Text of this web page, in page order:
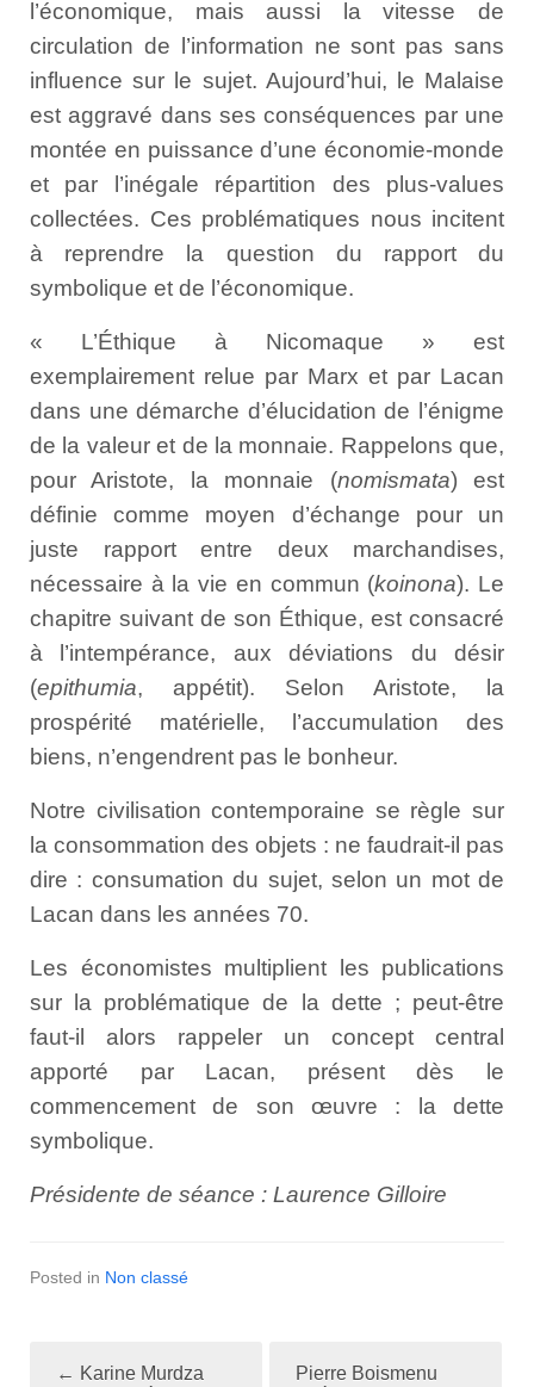
l’économique, mais aussi la vitesse de
circulation de l’information ne sont pas sans
influence sur le sujet. Aujourd’hui, le Malaise
est aggravé dans ses conséquences par une
montée en puissance d’une économie-monde
et par l’inégale répartition des plus-values
collectées. Ces problématiques nous incitent
à reprendre la question du rapport du
symbolique et de l’économique.
« L’Éthique à Nicomaque » est
exemplairement relue par Marx et par Lacan
dans une démarche d’élucidation de l’énigme
de la valeur et de la monnaie. Rappelons que,
pour Aristote, la monnaie (nomismata) est
définie comme moyen d’échange pour un
juste rapport entre deux marchandises,
nécessaire à la vie en commun (koinona). Le
chapitre suivant de son Éthique, est consacré
à l’intempérance, aux déviations du désir
(epithumia, appétit). Selon Aristote, la
prospérité matérielle, l’accumulation des
biens, n’engendrent pas le bonheur.
Notre civilisation contemporaine se règle sur
la consommation des objets : ne faudrait-il pas
dire : consumation du sujet, selon un mot de
Lacan dans les années 70.
Les économistes multiplient les publications
sur la problématique de la dette ; peut-être
faut-il alors rappeler un concept central
apporté par Lacan, présent dès le
commencement de son œuvre : la dette
symbolique.
Présidente de séance : Laurence Gilloire
Posted in Non classé
← Karine Murdza
Pierre Boismenu